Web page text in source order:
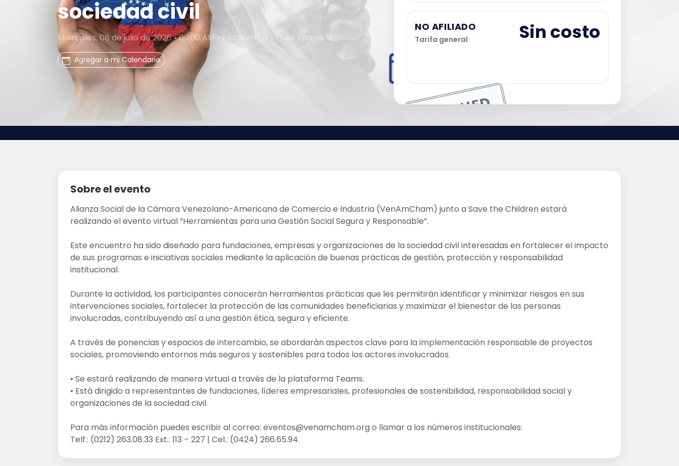
sociedad civil
Miércoles, 08 de julio de 2026 • 09:00 AM • Plataforma Virtual Teams
Agregar a mi Calendario
NO AFILIADO
Tarifa general Sin costo
FINISHED
Sobre el evento
Alianza Social de la Cámara Venezolano-Americana de Comercio e Industria (VenAmCham) junto a Save the Children estará
realizando el evento virtual “Herramientas para una Gestión Social Segura y Responsable”.
Este encuentro ha sido diseñado para fundaciones, empresas y organizaciones de la sociedad civil interesadas en fortalecer el impacto
de sus programas e iniciativas sociales mediante la aplicación de buenas prácticas de gestión, protección y responsabilidad
institucional.
Durante la actividad, los participantes conocerán herramientas prácticas que les permitirán identificar y minimizar riesgos en sus
intervenciones sociales, fortalecer la protección de las comunidades beneficiarias y maximizar el bienestar de las personas
involucradas, contribuyendo así a una gestión ética, segura y eficiente.
A través de ponencias y espacios de intercambio, se abordarán aspectos clave para la implementación responsable de proyectos
sociales, promoviendo entornos más seguros y sostenibles para todos los actores involucrados.
• Se estará realizando de manera virtual a través de la plataforma Teams.
• Está dirigido a representantes de fundaciones, líderes empresariales, profesionales de sostenibilidad, responsabilidad social y
organizaciones de la sociedad civil.
Para más información puedes escribir al correo: eventos@venamcham.org o llamar a los números institucionales:
Telf.: (0212) 263.08.33 Ext.: 113 – 227 | Cel.: (0424) 266.65.94.